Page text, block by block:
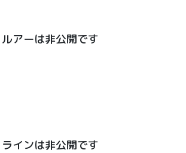
ルアーは非公開です
ラインは非公開です